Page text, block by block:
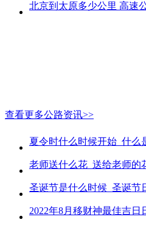
北京到太原多少公里 高速
查看更多公路资讯>>
夏令时什么时候开始_什么
老师送什么花_送给老师的
圣诞节是什么时候_圣诞节